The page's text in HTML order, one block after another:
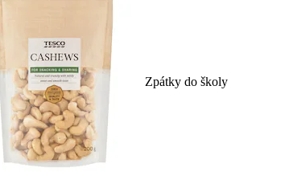
Zpátky do školy